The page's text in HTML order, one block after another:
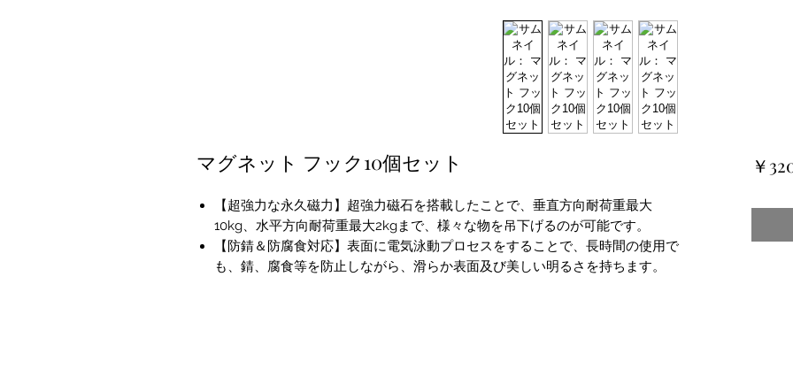
マグネット フック10個セット
【超強力な永久磁力】超強力磁石を搭載したことで、垂直方向耐荷重最大
10kg、水平方向耐荷重最大2kgまで、様々な物を吊下げるのが可能です。
【防錆＆防腐食対応】表面に電気泳動プロセスをすることで、長時間の使用で
も、錆、腐食等を防止しながら、滑らか表面及び美しい明るさを持ちます。
￥